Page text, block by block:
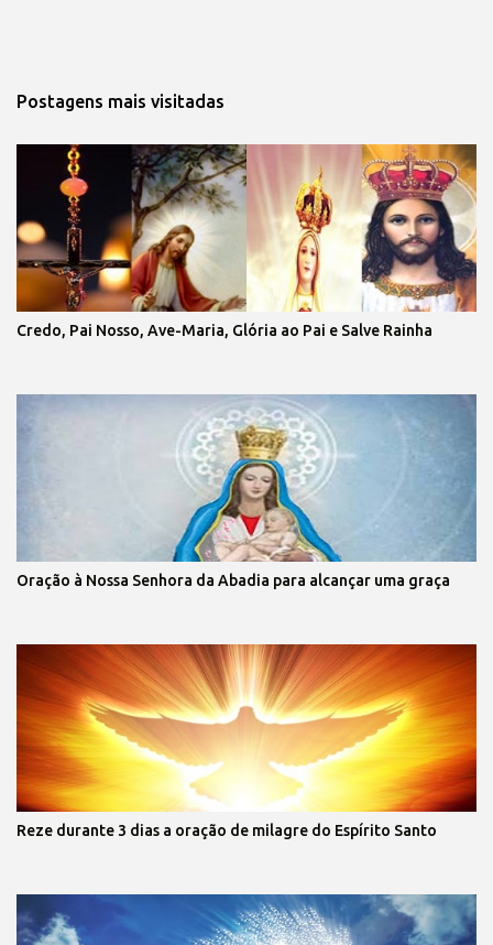
Postagens mais visitadas
Credo, Pai Nosso, Ave-Maria, Glória ao Pai e Salve Rainha
Oração à Nossa Senhora da Abadia para alcançar uma graça
Reze durante 3 dias a oração de milagre do Espírito Santo